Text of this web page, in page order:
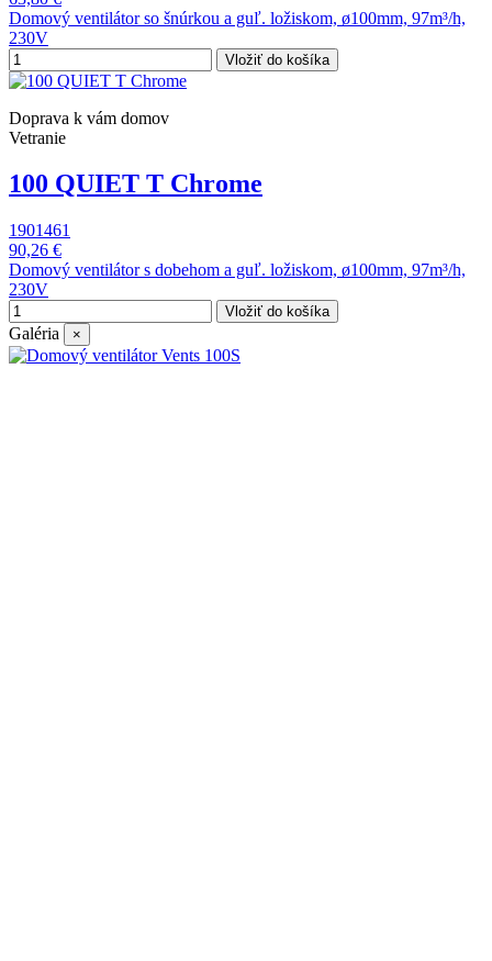
Domový ventilátor so šnúrkou a guľ. ložiskom, ø100mm, 97m³/h,
230V
Vložiť do košíka
Doprava k vám domov
Vetranie
100 QUIET T Chrome
1901461
90,26 €
Domový ventilátor s dobehom a guľ. ložiskom, ø100mm, 97m³/h,
230V
Vložiť do košíka
Galéria ×